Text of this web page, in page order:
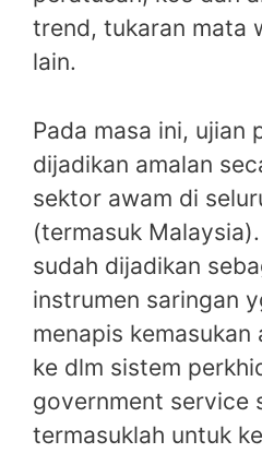
trend, tukaran mata
lain.
Pada masa ini, ujian
dijadikan amalan
sektor awam di
(termasuk
sudah dijadikan
instrumen saringan
menapis
ke dlm sistem
government service
termasuklah untuk